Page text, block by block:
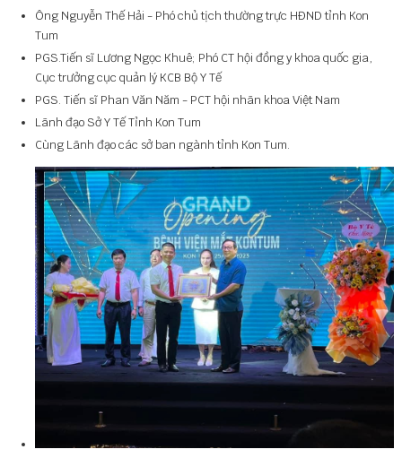
Ông Nguyễn Thế Hải - Phó chủ tịch thường trực HĐND tỉnh Kon
Tum
PGS.Tiến sĩ Lương Ngọc Khuê; Phó CT hội đồng y khoa quốc gia,
Cục trưởng cục quản lý KCB Bộ Y Tế
PGS. Tiến sĩ Phan Văn Năm - PCT hội nhãn khoa Việt Nam
Lãnh đạo Sở Y Tế Tỉnh Kon Tum
Cùng Lãnh đạo các sở ban ngành tỉnh Kon Tum.